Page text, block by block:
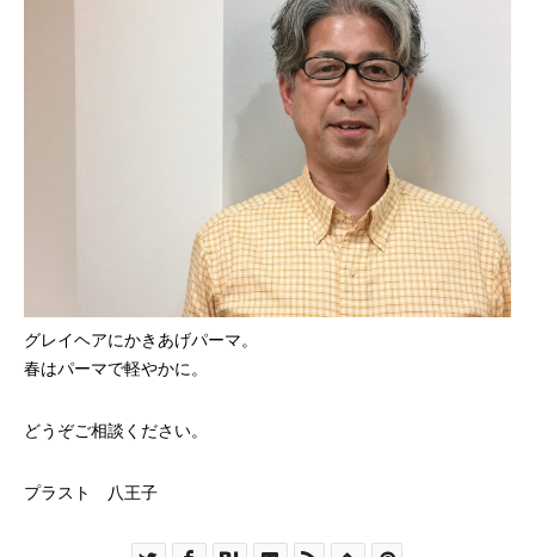
グレイヘアにかきあげパーマ。
春はパーマで軽やかに。
どうぞご相談ください。
プラスト 八王子